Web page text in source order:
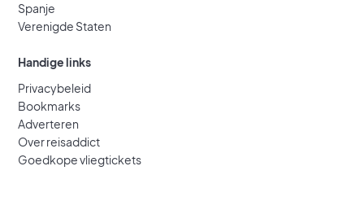
Spanje
Verenigde Staten
Handige links
Privacybeleid
Bookmarks
Adverteren
Over reisaddict
Goedkope vliegtickets